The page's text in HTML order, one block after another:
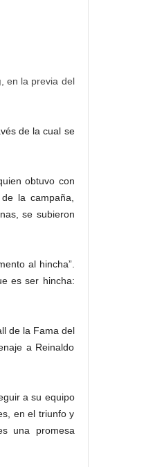
, en la previa del
de la cual se
obtuvo con
la campaña,
se subieron
al hincha”.
es ser hincha:
de la Fama del
a Reinaldo
a su equipo
en el triunfo y
una promesa